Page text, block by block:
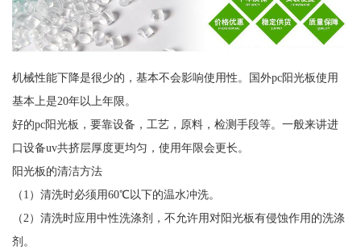
机械性能下降是很少的，基本不会影响使用性。国外pc阳光板使用
基本上是20年以上年限。
好的pc阳光板，要靠设备，工艺，原料，检测手段等。一般来讲进
口设备uv共挤层厚度更均匀，使用年限会更长。
阳光板的清洁方法
（1）清洗时必须用60℃以下的温水冲洗。
（2）清洗时应用中性洗涤剂，不允许用对阳光板有侵蚀作用的洗涤
剂。